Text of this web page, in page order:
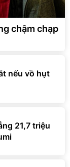
chậm chạp
nếu vồ hụt
21,7 triệu